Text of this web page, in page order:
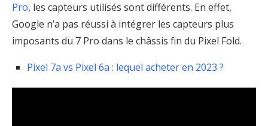
Pro, les capteurs utilisés sont différents. En effet,
Google n’a pas réussi à intégrer les capteurs plus
imposants du 7 Pro dans le châssis fin du Pixel Fold.
Pixel 7a vs Pixel 6a : lequel acheter en 2023 ?